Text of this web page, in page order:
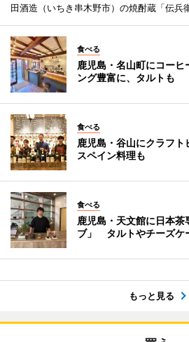
田酒造（いちき串木野市）の焼酎蔵「伝兵
食べる
鹿児島・名山町にコー
ング豊富に、タルトも
食べる
鹿児島・谷山にクラフ
スペイン料理も
食べる
鹿児島・天文館に日本
ブ」 タルトやチーズケ
もっと見る